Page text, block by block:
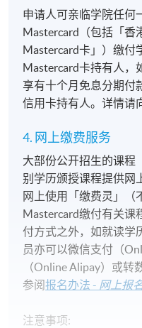
申请人可亲临学院任何
Mastercard（包括「香
Mastercard卡」）缴付
Mastercard卡持有人，
享有十个月免息分期付
信用卡持有人。详情请
4. 网上缴费服务
大部份公开招生的课程
别学历颁授课程提供网
网上使用「缴费灵」（
Mastercard缴付有关课
付方式之外，如就读学
员亦可以微信支付（
（Online Alipay）或转
参阅报名办法 - 网上报
注意事项: